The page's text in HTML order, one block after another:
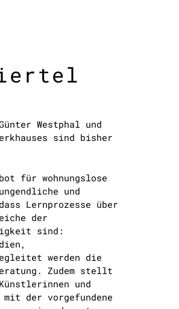
Westphal und
sind bisher
für wohnungslose
und
Lernprozesse über
der
sind:
werden die
Zudem stellt
und
der vorgefundene